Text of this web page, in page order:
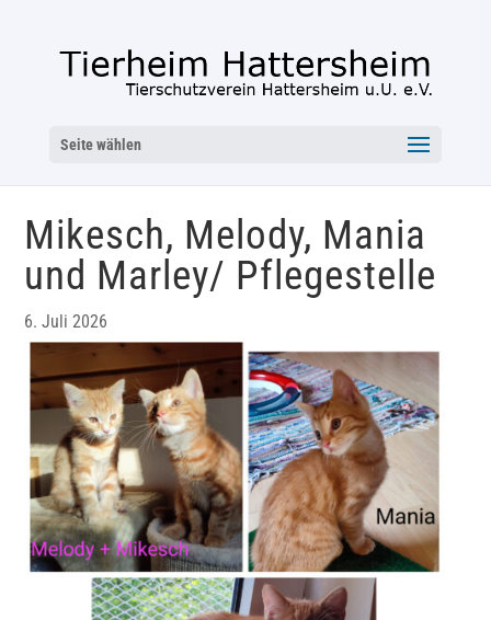
Seite wählen
Mikesch, Melody, Mania
und Marley/ Pflegestelle
6. Juli 2026